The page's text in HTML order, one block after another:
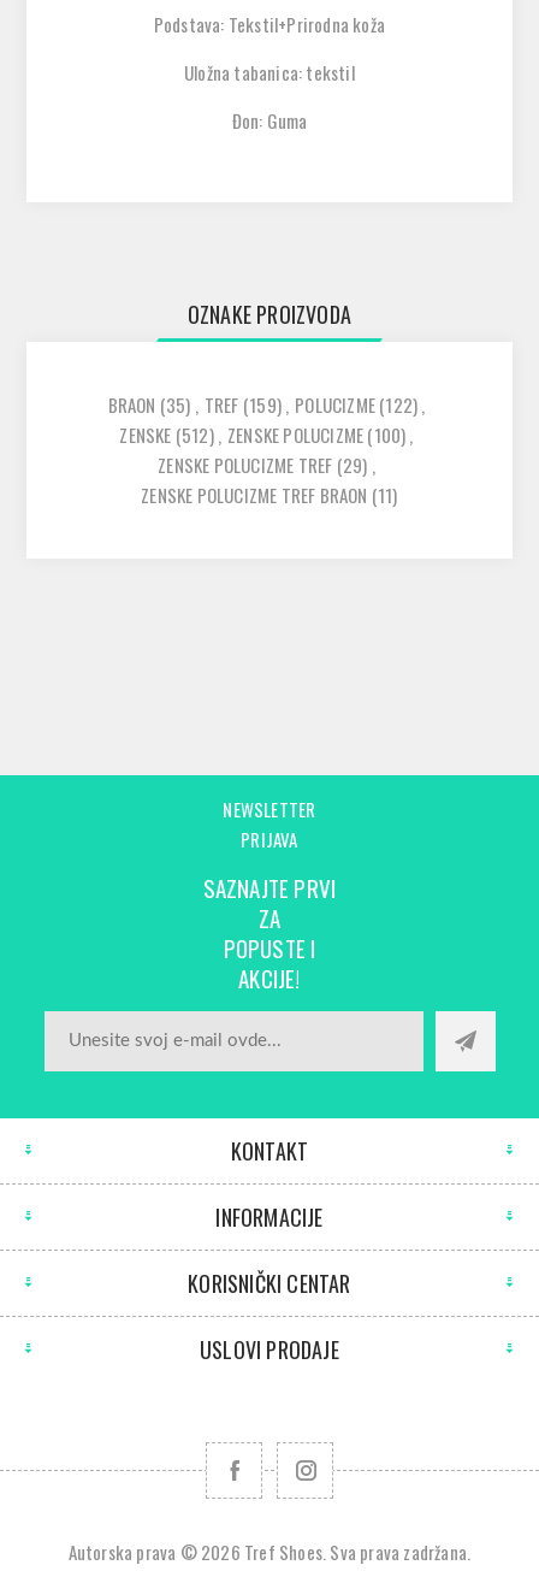
Podstava: Tekstil+Prirodna koža
Uložna tabanica: tekstil
Đon: Guma
OZNAKE PROIZVODA
BRAON (35) , TREF (159), POLUCIZME(122),
ZENSKE (512), ZENSKE POLUCIZME(100),
ZENSKE POLUCIZME TREF (29) ,
ZENSKE POLUCIZME TREF BRAON (11)
NEWSLETTER
PRIJAVA
SAZNAJTE PRVI
ZA
POPUSTE I
AKCIJE!
KONTAKT
INFORMACIJE
KORISNIČKI CENTAR
USLOVI PRODAJE
Autorska prava © 2026 Tref Shoes. Sva prava zadržana.